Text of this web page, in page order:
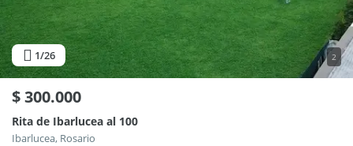
1/26 2
$300.000
Rita de Ibarlucea al 100
Ibarlucea, Rosario